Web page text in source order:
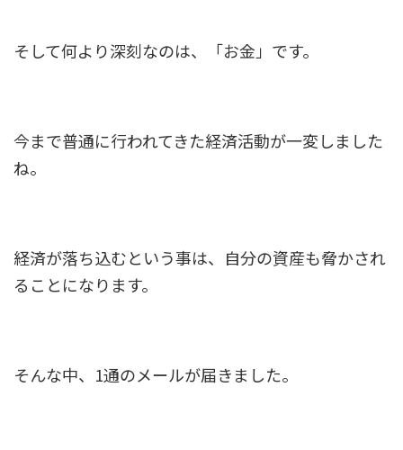
そして何より深刻なのは、「お金」です。
今まで普通に行われてきた経済活動が一変しました
ね。
経済が落ち込むという事は、自分の資産も脅かされ
ることになります。
そんな中、1通のメールが届きました。